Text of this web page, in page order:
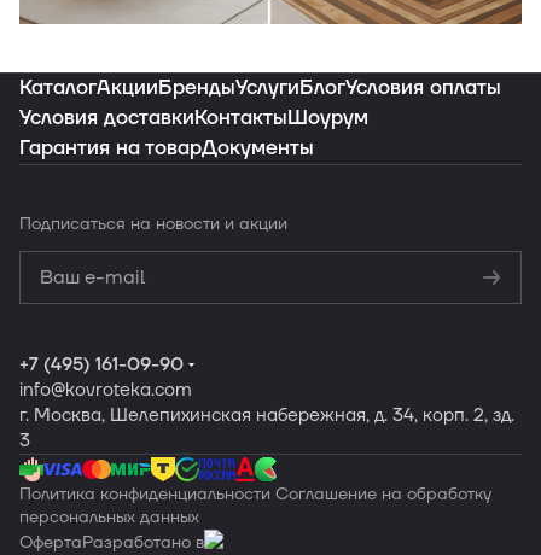
ваш интерьер
Заказать подборку
КаталогАкцииБрендыУслугиБлогУсловия оплаты
Условия доставкиКонтактыШоурум
Гарантия на товарДокументы
Подписаться на новости и акции
конфиденциальности
Обработку
персональных данных
+7 (495) 161-09-90
info@kovroteka.com
г. Москва, Шелепихинская набережная, д. 34, корп. 2, зд.
3
Политика конфиденциальности Соглашение на обработку
персональных данных
ОфертаРазработано в